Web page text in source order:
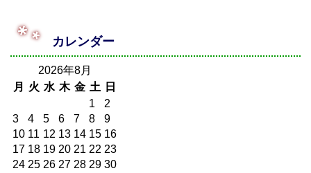
カレンダー
2026年8月
月
火 水 木 金 土
日
1
2
3
4 5 6 7 8
9
10 11 12 13 14 15 16
17 18 19 20 21 22 23
24 25 26 27 28 29 30